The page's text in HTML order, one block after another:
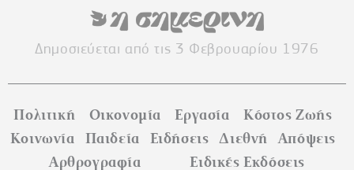
Δημοσιεύεται από τις 3 Φεβρουαρίου 1976
Πολιτική Οικονομία Εργασία
Κόστος Ζωής
Κοινωνία
Παιδεία Ειδήσεις Διεθνή
Απόψεις
Αρθρογραφία
Ειδικές Εκδόσεις